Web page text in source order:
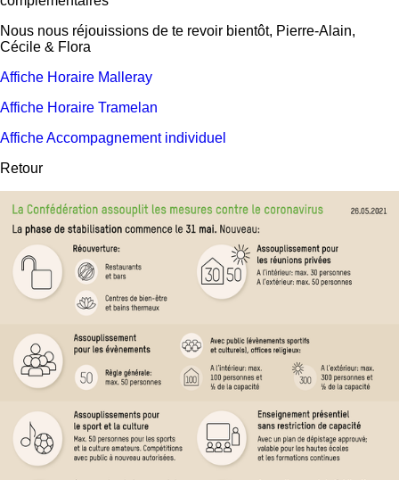
Nous nous réjouissions de te revoir bientôt, Pierre-Alain,
Cécile & Flora
Affiche Horaire Malleray
Affiche Horaire Tramelan
Affiche Accompagnement individuel
Retour